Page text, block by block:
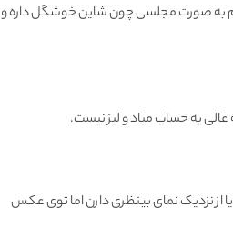
به صورت مجلسی چون شاین خوشگل داره و
به حساب میاد و لیز نیست.
از نزدیک نمای بینظری دارن اما توی عکس